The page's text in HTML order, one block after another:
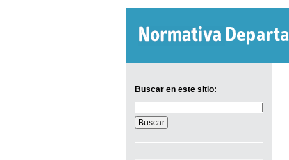
Buscar en este sitio:
en
este
sitio: